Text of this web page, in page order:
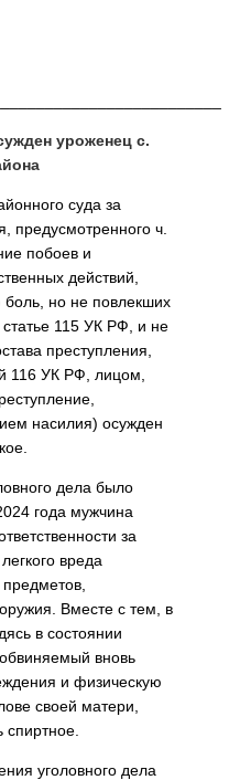
уроженец с.
суда за
предусмотренного ч.
побоев и
действий,
но не повлекших
статье 115 УК РФ, и не
преступления,
116 УК РФ, лицом,
насилия) осужден
дела было
года мужчина
за
вреда
Вместе с тем, в
в состоянии
вновь
и физическую
своей матери,
спиртное.
уголовного дела